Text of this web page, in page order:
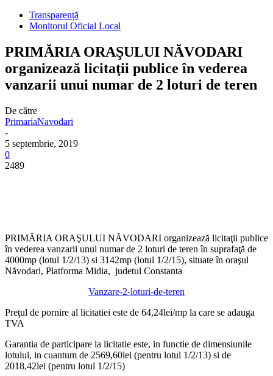
Transparență
Monitorul Oficial Local
PRIMĂRIA ORAŞULUI NĂVODARI
organizează licitaţii publice în vederea
vanzarii unui numar de 2 loturi de teren
De către
PrimariaNavodari
-
5 septembrie, 2019
0
2489
PRIMĂRIA ORAŞULUI NĂVODARI organizează licitaţii publice
în vederea vanzarii unui numar de 2 loturi de teren în suprafaţă de
4000mp (lotul 1/2/13) si 3142mp (lotul 1/2/15), situate în oraşul
Năvodari, Platforma Midia, judetul Constanta
Vanzare-2-loturi-de-teren
Preţul de pornire al licitatiei este de 64,24lei/mp la care se adauga
TVA
Garantia de participare la licitatie este, in functie de dimensiunile
lotului, in cuantum de 2569,60lei (pentru lotul 1/2/13) si de
2018,42lei (pentru lotul 1/2/15)